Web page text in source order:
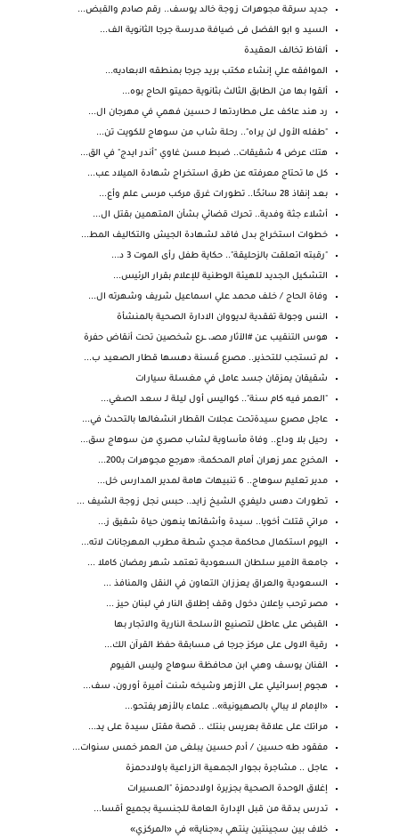
جديد سرقة مجوهرات زوجة خالد يوسف.. رقم صادم والقبض...
السيد و ابو الفضل فى ضيافة مدرسة جرجا الثانوية الف...
ألفاظ تخالف العقيدة
الموافقه علي إنشاء مكتب بريد جرجا بمنطقه الابعاديه...
ألقوا بها من الطابق الثالث بثانوية حميتو الحاج بوه...
رد هند عاكف على مطاردتها لـ حسين فهمي في مهرجان ال...
"طفله الأول لن يراه".. رحلة شاب من سوهاج للكويت تن...
هتك عرض 4 شقيقات.. ضبط مسن غاوي "أندر ايدج" في الق...
كل ما تحتاج معرفته عن طرق استخراج شهادة الميلاد عب...
بعد إنقاذ 28 سائحًا.. تطورات غرق مركب مرسى علم وأع...
أشلاء جثة وفدية.. تحرك قضائي بشأن المتهمين بقتل ال...
خطوات استخراج بدل فاقد لشهادة الجيش والتكاليف المط...
"رقبته اتعلقت بالزحليقة".. حكاية طفل رأى الموت 3 د...
التشكيل الجديد للهيئة الوطنية للإعلام بقرار الرئيس...
وفاة الحاج / خلف محمد علي اسماعيل شريف وشهرته ال...
النس وجولة تفقدية لديووان الادارة الصحية بالمنشأة
هوس التنقيب عن #الآثار مصـ، ــرع شخصين تحت أنقاض حفرة
لم تستجب للتحذير.. مصرع مُسنة دهسها قطار الصعيد ب...
شقيقان يمزقان جسد عامل في مغسلة سيارات
"العمر فيه كام سنة".. كواليس أول ليلة لـ سعد الصغي...
عاجل مصرع سيدةتحت عجلات القطار انشغالها بالتحدث في...
رحيل بلا وداع.. وفاة مأساوية لشاب مصري من سوهاج سق...
المخرج عمر زهران أمام المحكمة: «هرجع مجوهرات بـ200...
مدير تعليم سوهاج.. 6 تنبيهات هامة لمدير المدارس خل...
تطورات دهس دليفري الشيخ زايد.. حبس نجل زوجة الشيف ...
مراتي قتلت أخويا.. سيدة وأشقائها ينهون حياة شقيق ز...
اليوم استكمال محاكمة مجدي شطة مطرب المهرجانات لاته...
جامعة الأمير سلطان السعودية تعتمد شهر رمضان كاملا ...
السعودية والعراق يعززان التعاون في النقل والمنافذ ...
مصر ترحب بإعلان دخول وقف إطلاق النار في لبنان حيز ...
القبض على عاطل لتصنيع الأسلحة النارية والاتجار بها
رقية الاولى على مركز جرجا فى مسابقة حفظ القرآن الك...
الفنان يوسف وهبي ابن محافظة سوهاج وليس الفيوم
هجوم إسرائيلي على الأزهر وشيخه شنت أميرة أورون، سف...
«الإمام لا يبالي بالصهيونية».. علماء بالأزهر يفتحو...
مراتك على علاقة بعريس بنتك .. قصة مقتل سيدة على يد...
مفقود طه حسين / أدم حسين يبلغى من العمر خمس سنوات...
عاجل .. مشاجرة بجوار الجمعية الزراعية باولادحمزة
إغلاق الوحدة الصحية بجزيرة اولادحمزة "العسيرات
تدرس بدقة من قبل الإدارة العامة للجنسية بجميع أقسا...
خلاف بين سجينتين ينتهي بـ«جناية» في «المركزي»